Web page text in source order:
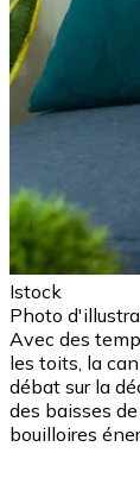
Istock
Photo
Avec des
les toits, la
débat sur la
des baisses
bouilloires